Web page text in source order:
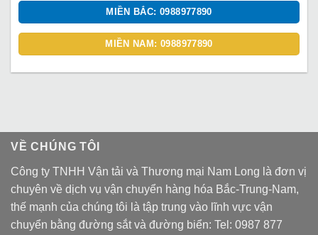
MIỀN BẮC: 0988977890
MIỀN NAM: 0988977890
VỀ CHÚNG TÔI
Công ty TNHH Vận tải và Thương mại Nam Long là đơn vị
chuyên về dịch vụ vận chuyển hàng hóa Bắc-Trung-Nam,
thế mạnh của chúng tôi là tập trung vào lĩnh vực vận
chuyển bằng đường sắt và đường biển: Tel: 0987 877